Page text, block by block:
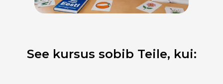
See kursus sobib Teile, kui: